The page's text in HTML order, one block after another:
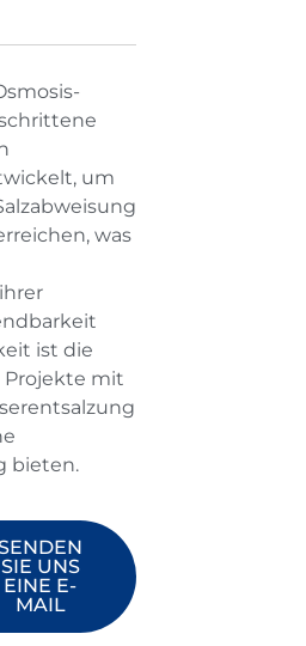
um
was
ist die
Projekte mit
bieten.
SIE UNS
EINE E-
MAIL